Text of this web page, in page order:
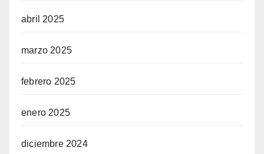
abril 2025
marzo 2025
febrero 2025
enero 2025
diciembre 2024